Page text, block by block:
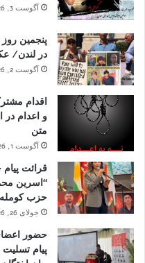
آگوست 3, 2026
پنجمین
در لندن/
آگوست 2, 2026
اقدام
و اعدام در
متن
آگوست 1, 2026
قرائت
“اسرین
حزب کومله
جولای 26, 2026
حضور
پیام